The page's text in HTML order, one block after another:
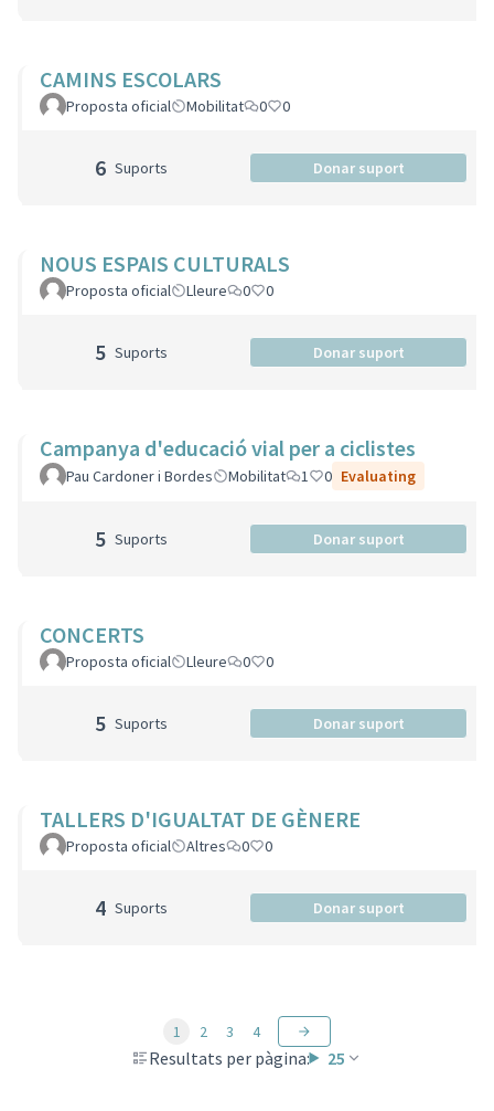
CAMINS ESCOLARS
Proposta oficial Mobilitat 0 0
6 Suports Donar suport
NOUS ESPAIS CULTURALS
Proposta oficial Lleure 0 0
5 Suports Donar suport
Campanya d'educació vial per a ciclistes
Pau Cardoner i Bordes Mobilitat 1 0 Evaluating
5 Suports Donar suport
CONCERTS
Proposta oficial Lleure 0 0
5 Suports Donar suport
TALLERS D'IGUALTAT DE GÈNERE
Proposta oficial Altres 0 0
4 Suports Donar suport
Resultats per pàgina: 25
1 2 3 4